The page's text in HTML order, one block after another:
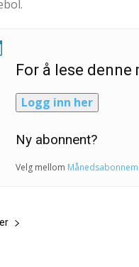
For å lese
Logg inn her
Ny abonnent?
Velg mellom